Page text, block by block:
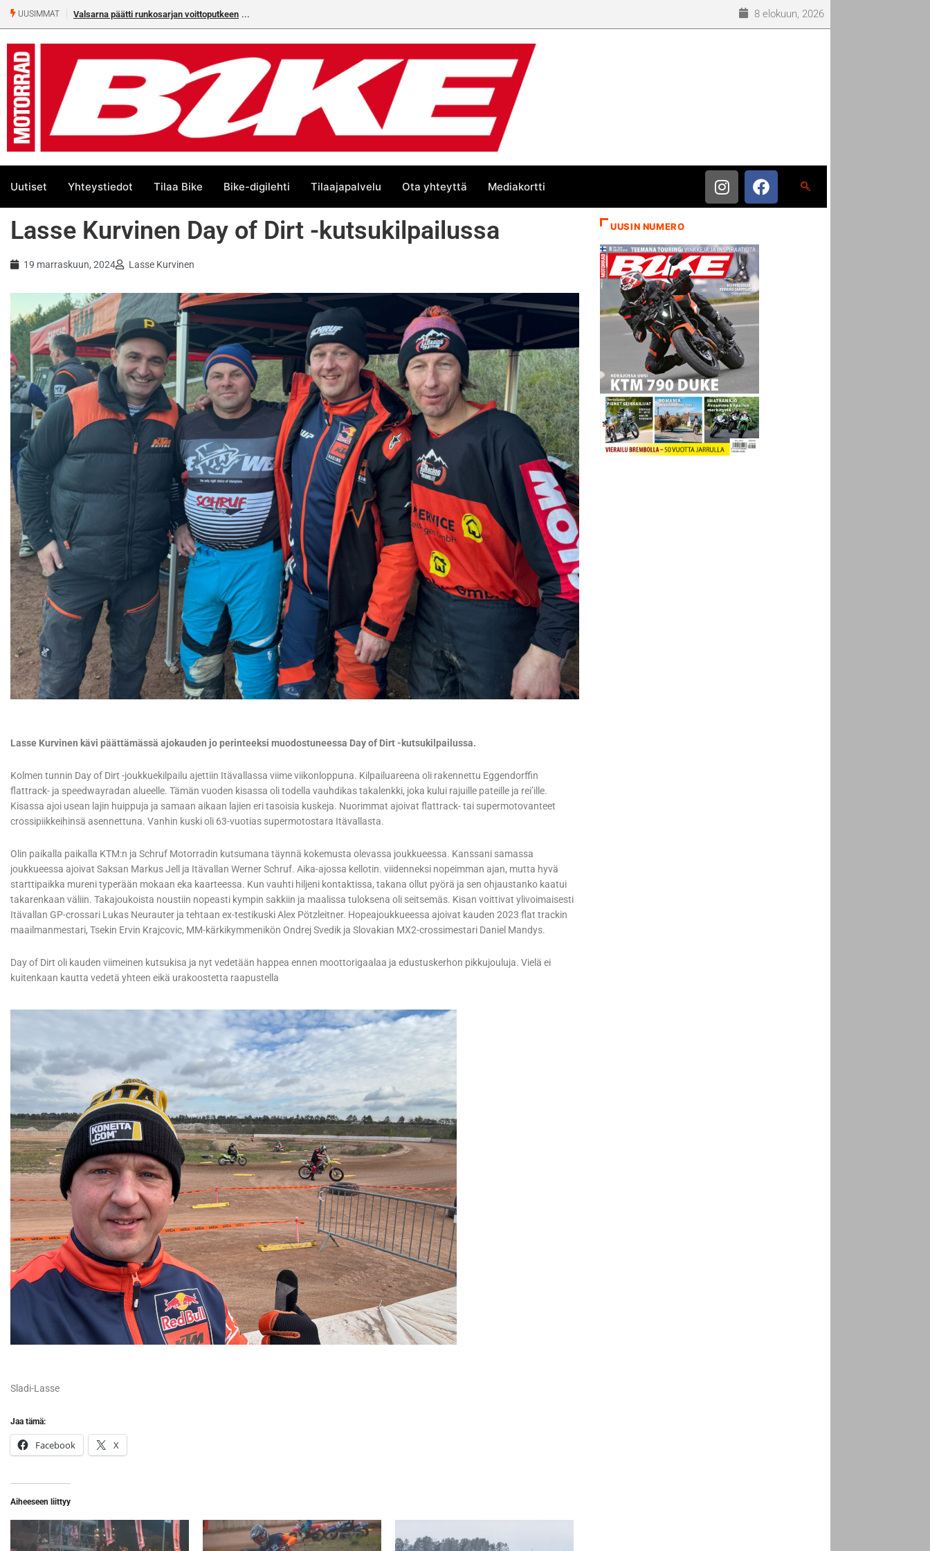
UUSIMMAT Valsarna päätti runkosarjan voittoputkeen
numeroa!
8 elokuun, 2026
Uutiset Yhteystiedot Tilaa Bike Bike-digilehti Tilaajapalvelu Ota yhteyttä Mediakortti
Lasse Kurvinen Day of Dirt -kutsukilpailussa
19 marraskuun, 2024 Lasse Kurvinen
Lasse Kurvinen kävi päättämässä ajokauden jo perinteeksi muodostuneessa Day of Dirt -kutsukilpailussa.
Kolmen tunnin Day of Dirt -joukkuekilpailu ajettiin Itävallassa viime viikonloppuna. Kilpailuareena oli rakennettu Eggendorffin
flattrack- ja speedwayradan alueelle. Tämän vuoden kisassa oli todella vauhdikas takalenkki, joka kului rajuille pateille ja rei’ille.
Kisassa ajoi usean lajin huippuja ja samaan aikaan lajien eri tasoisia kuskeja. Nuorimmat ajoivat flattrack- tai supermotovanteet
crossipiikkeihinsä asennettuna. Vanhin kuski oli 63-vuotias supermotostara Itävallasta.
Olin paikalla paikalla KTM:n ja Schruf Motorradin kutsumana täynnä kokemusta olevassa joukkueessa. Kanssani samassa
joukkueessa ajoivat Saksan Markus Jell ja Itävallan Werner Schruf. Aika-ajossa kellotin. viidenneksi nopeimman ajan, mutta hyvä
starttipaikka mureni typerään mokaan eka kaarteessa. Kun vauhti hiljeni kontaktissa, takana ollut pyörä ja sen ohjaustanko kaatui
takarenkaan väliin. Takajoukoista noustiin nopeasti kympin sakkiin ja maalissa tuloksena oli seitsemäs. Kisan voittivat ylivoimaisesti
Itävallan GP-crossari Lukas Neurauter ja tehtaan ex-testikuski Alex Pötzleitner. Hopeajoukkueessa ajoivat kauden 2023 flat trackin
maailmanmestari, Tsekin Ervin Krajcovic, MM-kärkikymmenikön Ondrej Svedik ja Slovakian MX2-crossimestari Daniel Mandys.
Day of Dirt oli kauden viimeinen kutsukisa ja nyt vedetään happea ennen moottorigaalaa ja edustuskerhon pikkujouluja. Vielä ei
kuitenkaan kautta vedetä yhteen eikä urakoostetta raapustella
Sladi-Lasse
Jaa tämä:
Facebook X
Aiheeseen liittyy
UUSIN NUMERO